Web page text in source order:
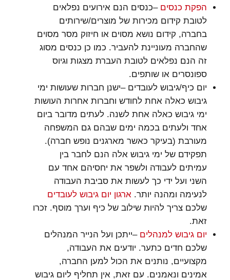
הפקת כנסים –כנסים הנם אירועים נפלאים
לטובת קידום מכירות של מוצרים/שירותים
בחברה, קידום נושא מסוים או חיזוק מסר מסוים
שהחברה מעוניינת להעביר. כמו כן כנסים מסוג
זה הנם נפלאים לטובת העברת מצגות וגיוס
ספונסרים או שותפים.
יום כיף/גיבוש לעובדים –ישנן חברות שעושות ימי
גיבוש כאלה אחת לחודש וחברות אחרות העושות
ימי גיבוש כאלה אחת לשנה. לעתים מדובר ביום
אחד ולעתים בכמה ימים שבהם גם המשפחה
מעורבת (בעיקר כאשר מארגנים נופש חברה).
תפקידם של ימי גיבוש אלה הנם לחבר בין
עמיתים לעבודה ולשפר את יחסיהם אחד עם
השני ועל ידי כך לעשות את סביבת העבודה
לנעימה ומהנה יותר. ארגון יום גיבוש לעובדים
שלכם צריך להיות שילוב של כיף וערך מוסף. זכרו
זאת.
יום גיבוש למנהלים –ייתכן ועל הנייר המנהלים
שלכם חדים כתער. יודעים את העבודה,
מקצועיים, נותנים את הכול למען החברה,
אמינים ונאמנים. עם זאת, אין תחליף ליום גיבוש